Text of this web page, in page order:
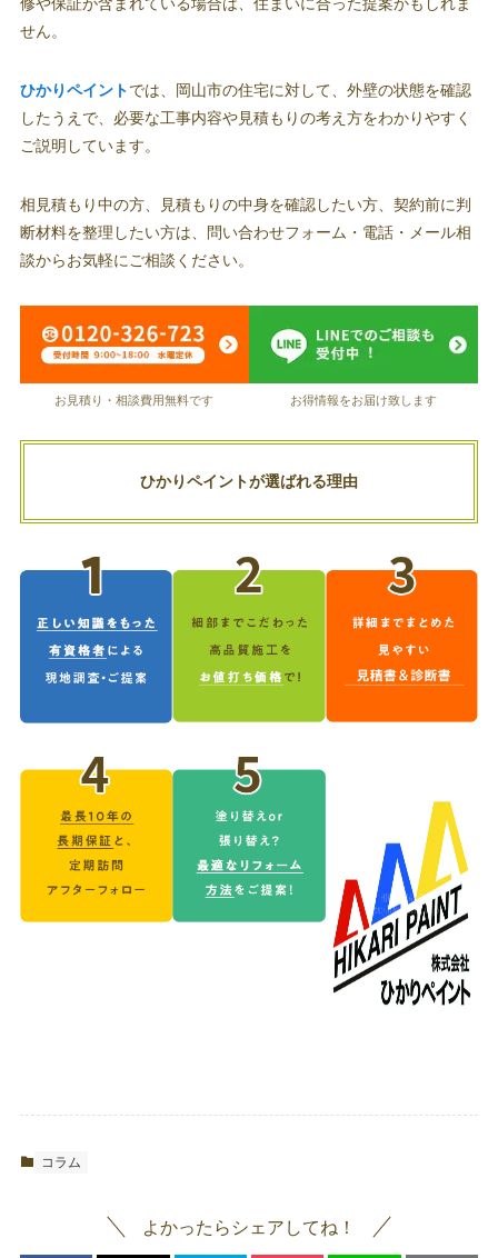
せん。
ひかりペイントでは、岡山市の住宅に対して、外壁の状態を確認
したうえで、必要な工事内容や見積もりの考え方をわかりやすく
ご説明しています。
相見積もり中の方、見積もりの中身を確認したい方、契約前に判
断材料を整理したい方は、問い合わせフォーム・電話・メール相
談からお気軽にご相談ください。
お見積り・相談費用無料です お得情報をお届け致します
ひかりペイントが選ばれる理由
コラム
よかったらシェアしてね！